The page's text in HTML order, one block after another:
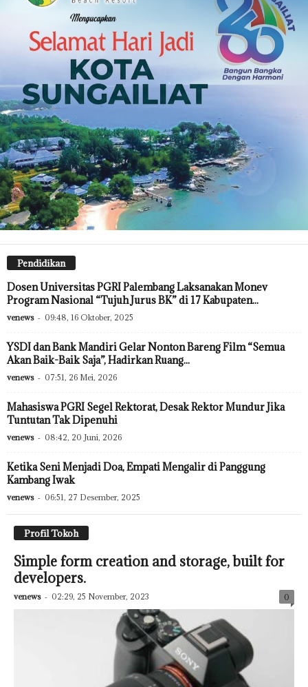
Pendidikan
Dosen Universitas PGRI Palembang Laksanakan Monev
Program Nasional “Tujuh Jurus BK” di 17 Kabupaten...
venews - 09:48, 16 Oktober, 2025
YSDI dan Bank Mandiri Gelar Nonton Bareng Film “Semua
Akan Baik-Baik Saja”, Hadirkan Ruang...
venews - 07:51, 26 Mei, 2026
Mahasiswa PGRI Segel Rektorat, Desak Rektor Mundur Jika
Tuntutan Tak Dipenuhi
venews - 08:42, 20 Juni, 2026
Ketika Seni Menjadi Doa, Empati Mengalir di Panggung
Kambang Iwak
venews - 06:51, 27 Desember, 2025
Profil Tokoh
Simple form creation and storage, built for
developers.
venews - 02:29, 25 November, 2023 0